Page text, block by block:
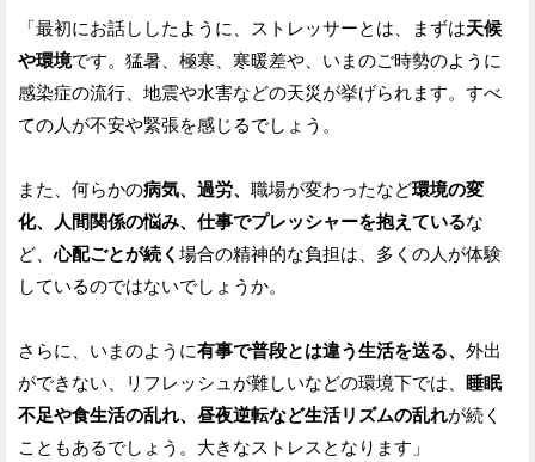
「最初にお話ししたように、ストレッサーとは、まずは天候
や環境です。猛暑、極寒、寒暖差や、いまのご時勢のように
感染症の流行、地震や水害などの天災が挙げられます。すべ
ての人が不安や緊張を感じるでしょう。
また、何らかの病気、過労、 職場が変わったなど環境の変
化、人間関係の悩み、仕事でプレッシャーを抱えているな
ど、心配ごとが続く 場合の精神的な負担は、多くの人が体験
しているのではないでしょうか。
さらに、いまのように有事で普段とは違う生活を送る、 外出
ができない、リフレッシュが難しいなどの環境下では、
睡眠
不足や食生活の乱れ、昼夜逆転など生活リズムの乱れが続く
こともあるでしょう。大きなストレスとなります」